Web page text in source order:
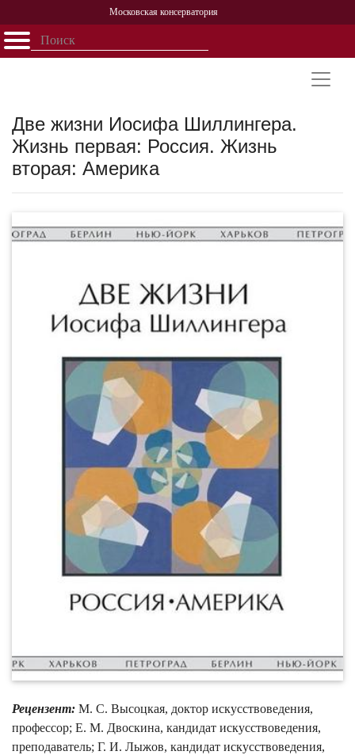
Московская консерватория
Открыть - закрыть
Персоналии
История
Две жизни Иосифа Шиллингера.
Жизнь первая: Россия. Жизнь
вторая: Америка
Рецензент: М. C. Высоцкая, доктор искусствоведения,
профессор; Е. М. Двоскина, кандидат искусствоведения,
преподаватель; Г. И. Лыжов, кандидат искусствоведения,